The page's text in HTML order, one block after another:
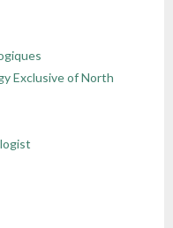
Exclusive of North